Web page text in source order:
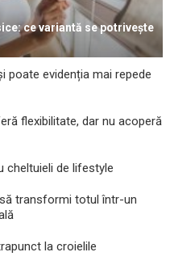
ce variantă se potrivește
poate evidenția mai repede
flexibilitate, dar nu acoperă
cheltuieli de lifestyle
transformi totul într-un
la croielile